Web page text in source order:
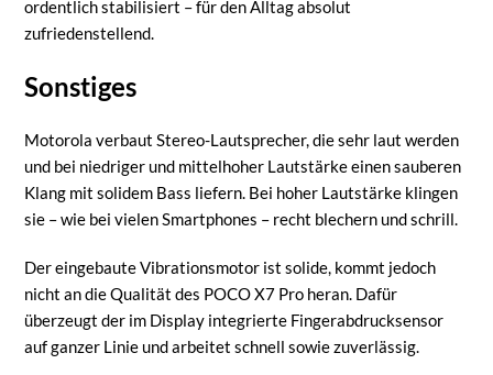
ordentlich stabilisiert – für den Alltag absolut
zufriedenstellend.
Sonstiges
Motorola verbaut Stereo-Lautsprecher, die sehr laut werden
und bei niedriger und mittelhoher Lautstärke einen sauberen
Klang mit solidem Bass liefern. Bei hoher Lautstärke klingen
sie – wie bei vielen Smartphones – recht blechern und schrill.
Der eingebaute Vibrationsmotor ist solide, kommt jedoch
nicht an die Qualität des POCO X7 Pro heran. Dafür
überzeugt der im Display integrierte Fingerabdrucksensor
auf ganzer Linie und arbeitet schnell sowie zuverlässig.